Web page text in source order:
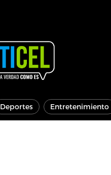
Deportes Entretenimiento